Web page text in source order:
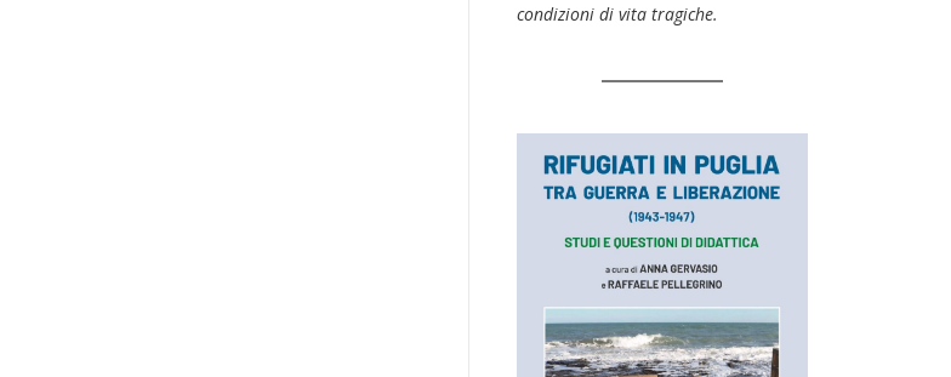
condizioni di vita tragiche.